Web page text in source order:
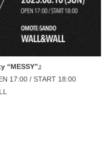
“MESSY”』
17:00 / START 18:00